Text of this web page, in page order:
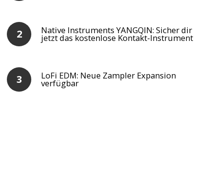
Native Instruments YANGQIN: Sicher dir
jetzt das kostenlose Kontakt-Instrument
LoFi EDM: Neue Zampler Expansion
verfügbar